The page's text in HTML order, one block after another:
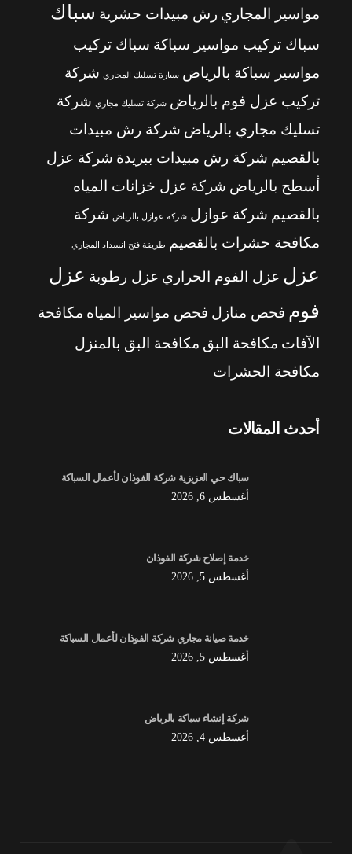
مواسير المجاري رش مبيدات حشرية سباك
سباك تركيب مواسير سباكة سباك تركيب
مواسير سباكة بالرياض سيارة تسليك المجاري شركة
تركيب عزل فوم بالرياض شركة تسليك مجاري شركة
تسليك مجاري بالرياض شركة رش مبيدات
بالقصيم شركة رش مبيدات ببريدة شركة عزل
أسطح بالرياض شركة عزل خزانات المياه
بالقصيم شركة عوازل شركة عوازل بالرياض شركة
مكافحة حشرات بالقصيم
طريقة فتح انسداد المجاري
عزل عزل الفوم الحراري عزل رطوبة عزل
فوم فحص منازل فحص مواسير المياه مكافحة
الآفات مكافحة البق مكافحة البق بالمنزل
مكافحة الحشرات
أحدث المقالات
سباك حي العزيزية شركة الفوذان لأعمال السباكة
أغسطس 6, 2026
خدمة إصلاح شركة الفوذان
أغسطس 5, 2026
خدمة صيانة مجاري شركة الفوذان لأعمال السباكة
أغسطس 5, 2026
شركة إنشاء سباكة بالرياض
أغسطس 4, 2026